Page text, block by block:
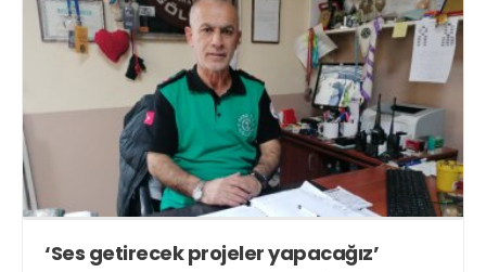
‘Ses getirecek projeler yapacağız’